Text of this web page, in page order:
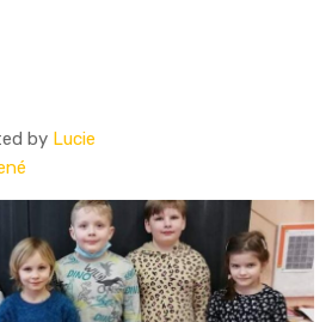
by Lucie